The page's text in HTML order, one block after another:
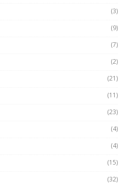
(3)
(9)
(7)
(2)
(21)
(11)
(23)
(4)
(4)
(15)
(32)